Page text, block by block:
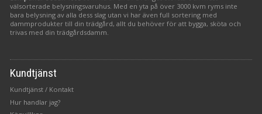
välsorterade belysningsvaruhus. Med en yta på över 3000 kvm ryms inte
bara belysning av alla dess slag utan vi har även full sortering med
dammprodukter till din trädgård, allt du behöver för att bygga, sköta och
trivas med din trädgårdsdamm.
Kundtjänst
Kundtjänst / Kontakt
Hur handlar jag?